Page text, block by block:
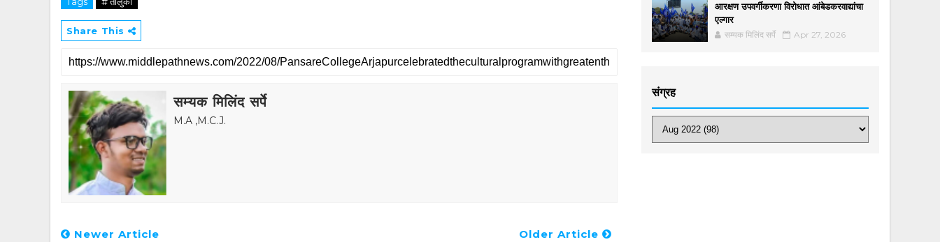
Share This
सम्यक मिलिंद सर्पे
M.A ,M.C.J.
Newer Article Older Article
आरक्षण उपवर्गीकरणा विरोधात आंबेडकरवाद्यांचा
एल्गार
सम्यक मिलिंद सर्पे Apr 27, 2026
संग्रह